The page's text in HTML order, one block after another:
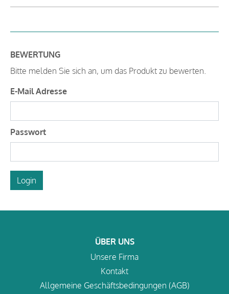
BEWERTUNG
Bitte melden Sie sich an, um das Produkt zu bewerten.
E-Mail Adresse
Passwort
Login
ÜBER UNS
Unsere Firma
Kontakt
Allgemeine Geschäftsbedingungen (AGB)